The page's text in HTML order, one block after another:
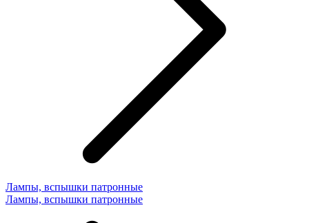
Лампы, вспышки патронные
Лампы, вспышки патронные